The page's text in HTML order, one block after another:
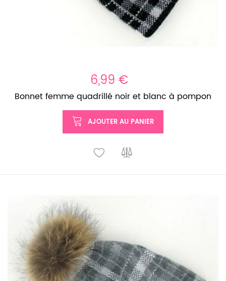
6,99 €
Bonnet femme quadrillé noir et blanc à pompon
AJOUTER AU PANIER